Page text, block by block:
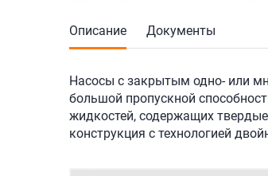
Описание Документы
Насосы с закрытым одно- или
большой пропускной
жидкостей, содержащих
конструкция с технологией